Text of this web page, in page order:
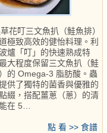
花叮三文魚扒（鮭魚排）
極致高效的健怡料理。利
爐「叮」的快速熟成特
大程度保留三文魚扒（鮭
的 Omega-3 脂肪酸。蟲
供了獨特的菌香與優雅的
綴，搭配薑蔥（蔥）的清
在 5…
點 看 >> 食譜